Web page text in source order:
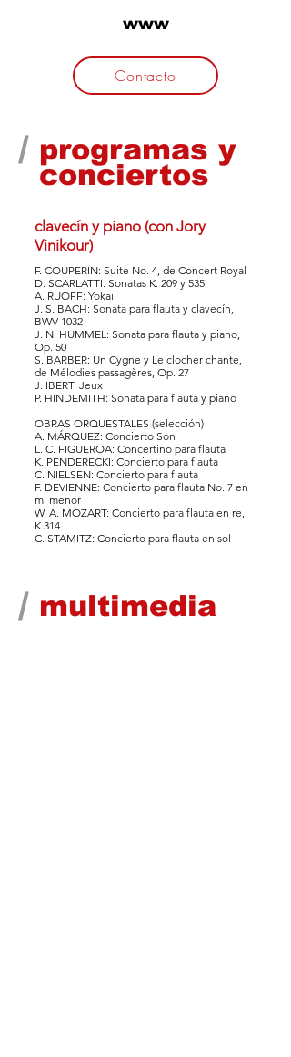
www
Contacto
/ programas y
conciertos
clavecín y piano (con Jory
Vinikour)
F. COUPERIN: Suite No. 4, de Concert Royal
D. SCARLATTI: Sonatas K. 209 y 535
A. RUOFF: Yokai
J. S. BACH: Sonata para flauta y clavecín,
BWV 1032
J. N. HUMMEL: Sonata para flauta y piano,
Op. 50
S. BARBER: Un Cygne y Le clocher chante,
de Mélodies passagères, Op. 27
J. IBERT: Jeux
P. HINDEMITH: Sonata para flauta y piano
OBRAS ORQUESTALES (selección)
A. MÁRQUEZ: Concierto Son
L. C. FIGUEROA: Concertino para flauta
K. PENDERECKI: Concierto para flauta
C. NIELSEN: Concierto para flauta
F. DEVIENNE: Concierto para flauta No. 7 en
mi menor
W. A. MOZART: Concierto para flauta en re,
K.314
C. STAMITZ: Concierto para flauta en sol
/ multimedia